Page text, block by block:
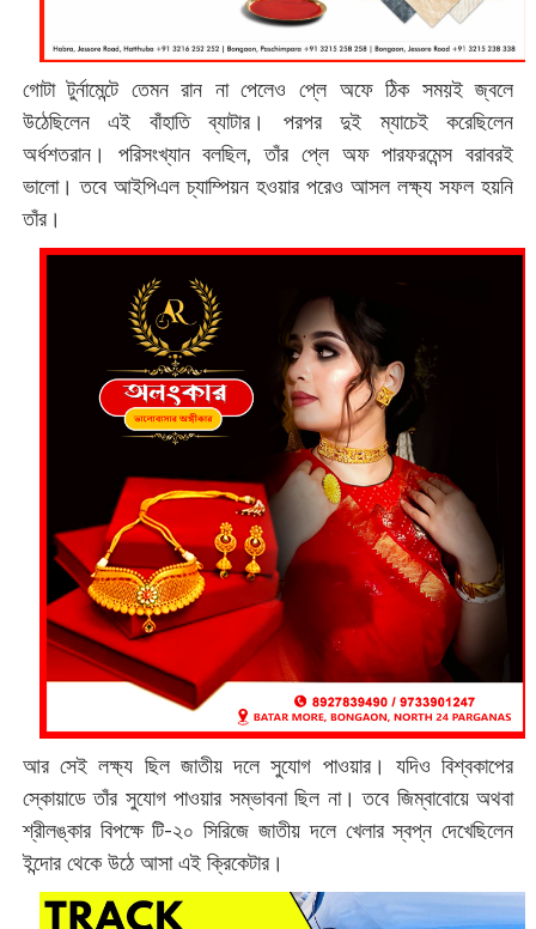
গোটা টুর্নামেন্টে তেমন রান না পেলেও প্লে অফে ঠিক সময়ই জ্বলে
উঠেছিলেন এই বাঁহাতি ব্যাটার। পরপর দুই ম্যাচেই করেছিলেন
অর্ধশতরান। পরিসংখ্যান বলছিল, তাঁর প্লে অফ পারফরমেন্স বরাবরই
ভালো। তবে আইপিএল চ্যাম্পিয়ন হওয়ার পরেও আসল লক্ষ্য সফল হয়নি
তাঁর।
আর সেই লক্ষ্য ছিল জাতীয় দলে সুযোগ পাওয়ার। যদিও বিশ্বকাপের
স্কোয়াডে তাঁর সুযোগ পাওয়ার সম্ভাবনা ছিল না। তবে জিম্বাবোয়ে অথবা
শ্রীলঙ্কার বিপক্ষে টি-২০ সিরিজে জাতীয় দলে খেলার স্বপ্ন দেখেছিলেন
ইন্দোর থেকে উঠে আসা এই ক্রিকেটার।